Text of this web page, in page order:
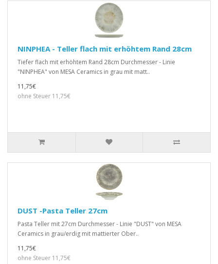
NINPHEA - Teller flach mit erhöhtem Rand 28cm
Tiefer flach mit erhöhtem Rand 28cm Durchmesser - Linie
"NINPHEA" von MESA Ceramics in grau mit matt..
11,75€
ohne Steuer 11,75€
DUST -Pasta Teller 27cm
Pasta Teller mit 27cm Durchmesser - Linie "DUST" von MESA
Ceramics in grau/erdig mit mattierter Ober..
11,75€
ohne Steuer 11,75€